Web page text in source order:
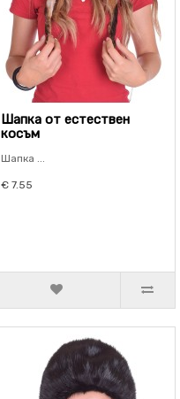
Шапка от естествен
косъм
Шапка ...
€ 7.55